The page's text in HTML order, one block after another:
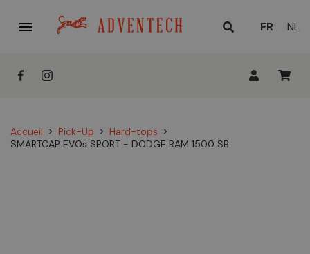

LANGUE
FR NL
Accueil chevron_right Pick-Up chevron_right Hard-tops chevron_right
SMARTCAP EVOs SPORT - DODGE RAM 1500 SB